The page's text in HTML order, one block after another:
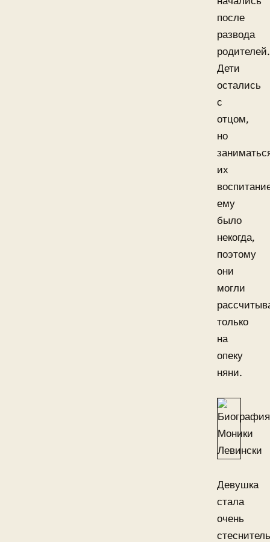
после
развода
родителей.
Дети
остались
с
отцом,
но
их
ему
было
некогда,
поэтому
они
могли
только
на
опеку
няни.
Девушка
стала
очень